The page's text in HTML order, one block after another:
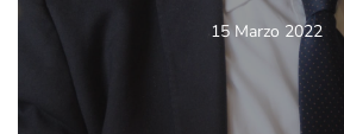
15 Marzo 2022